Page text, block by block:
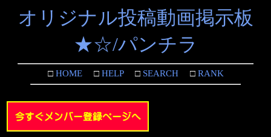
オリジナル投稿動画掲示板
★☆/パンチラ
□HOME□HELP□SEARCH□RANK